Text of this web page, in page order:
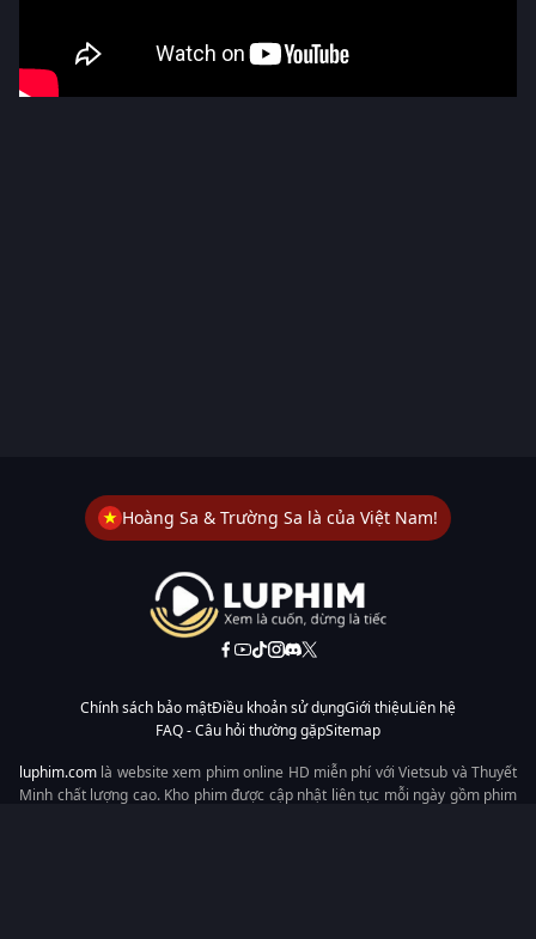
Hoàng Sa & Trường Sa là của Việt Nam!
Chính sách bảo mậtĐiều khoản sử dụngGiới thiệuLiên hệ
FAQ - Câu hỏi thường gặpSitemap
luphim.com là website xem phim online HD miễn phí với Vietsub và Thuyết
Minh chất lượng cao. Kho phim được cập nhật liên tục mỗi ngày gồm phim